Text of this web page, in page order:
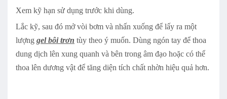
Xem kỹ hạn sử dụng trước khi dùng.
Lắc kỹ, sau đó mở vòi bơm và nhấn xuống để lấy ra một
lượng gel bôi trơn tùy theo ý muốn. Dùng ngón tay để thoa
dung dịch lên xung quanh và bên trong âm đạo hoặc có thể
thoa lên dương vật để tăng diện tích chất nhờn hiệu quả hơn.